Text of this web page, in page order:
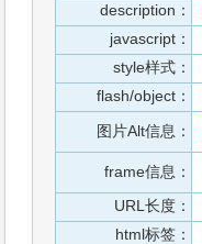
description：
javascript：
style样式：
flash/object：
图片Alt信息：
frame信息：
URL长度：
html标签：